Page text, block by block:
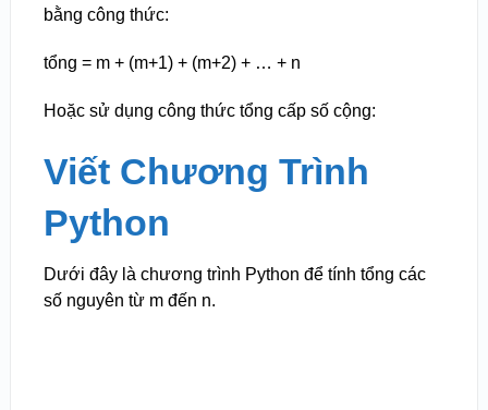
bằng công thức:
tổng = m + (m+1) + (m+2) + … + n
Hoặc sử dụng công thức tổng cấp số cộng:
Viết Chương Trình
Python
Dưới đây là chương trình Python để tính tổng các
số nguyên từ m đến n.